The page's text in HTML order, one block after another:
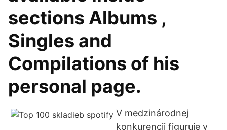
sections Albums ,
Singles and
Compilations of his
personal page.
V medzinárodnej
konkurencii figuruje v